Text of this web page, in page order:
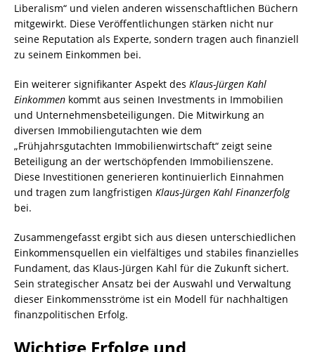
Liberalism“ und vielen anderen wissenschaftlichen Büchern
mitgewirkt. Diese Veröffentlichungen stärken nicht nur
seine Reputation als Experte, sondern tragen auch finanziell
zu seinem Einkommen bei.
Ein weiterer signifikanter Aspekt des Klaus-Jürgen Kahl
Einkommen kommt aus seinen Investments in Immobilien
und Unternehmensbeteiligungen. Die Mitwirkung an
diversen Immobiliengutachten wie dem
„Frühjahrsgutachten Immobilienwirtschaft“ zeigt seine
Beteiligung an der wertschöpfenden Immobilienszene.
Diese Investitionen generieren kontinuierlich Einnahmen
und tragen zum langfristigen Klaus-Jürgen Kahl Finanzerfolg
bei.
Zusammengefasst ergibt sich aus diesen unterschiedlichen
Einkommensquellen ein vielfältiges und stabiles finanzielles
Fundament, das Klaus-Jürgen Kahl für die Zukunft sichert.
Sein strategischer Ansatz bei der Auswahl und Verwaltung
dieser Einkommensströme ist ein Modell für nachhaltigen
finanzpolitischen Erfolg.
Wichtige Erfolge und